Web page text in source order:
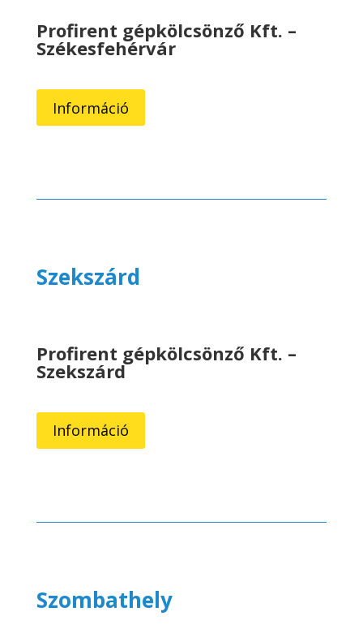
Profirent gépkölcsönző Kft. –
Székesfehérvár
Információ
Szekszárd
Profirent gépkölcsönző Kft. –
Szekszárd
Információ
Szombathely